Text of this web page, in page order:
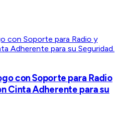
con Soporte para Radio
Cinta Adherente para su